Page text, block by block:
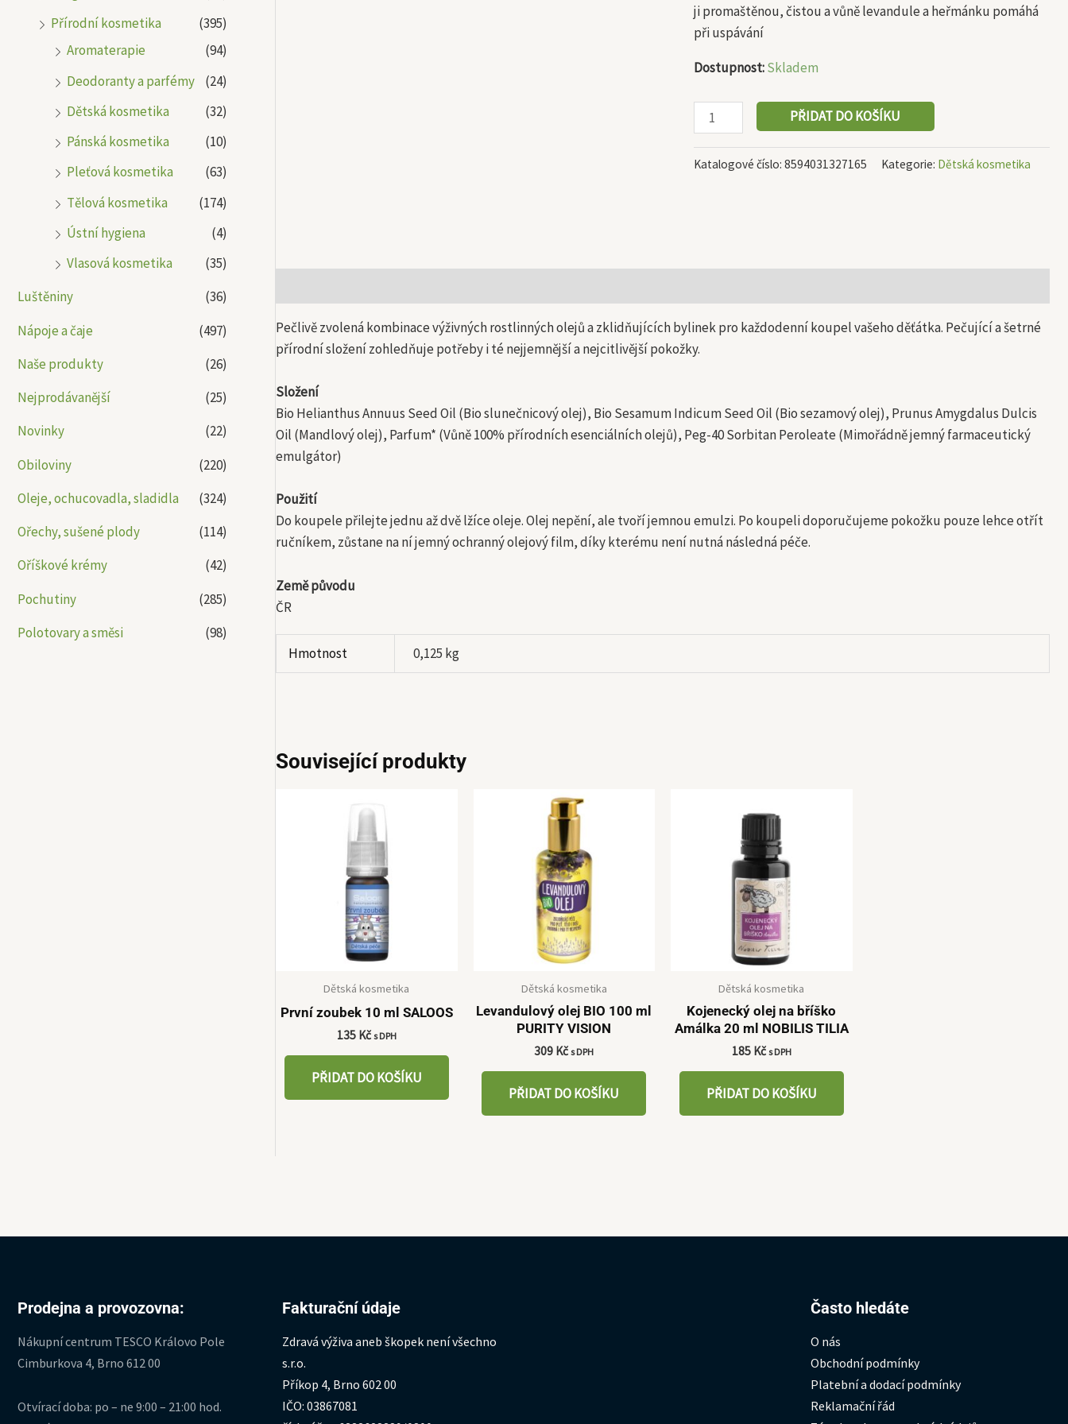
Přírodní kosmetika
(395)
Aromaterapie
(94)
Deodoranty a parfémy
(24)
Dětská kosmetika
(32)
Pánská kosmetika
(10)
Pleťová kosmetika
(63)
Tělová kosmetika
(174)
Ústní hygiena
(4)
Vlasová kosmetika
(35)
Luštěniny
(36)
Nápoje a čaje
(497)
Naše produkty
(26)
Nejprodávanější
(25)
Novinky
(22)
Obiloviny
(220)
Oleje, ochucovadla, sladidla
(324)
Ořechy, sušené plody
(114)
Oříškové krémy
(42)
Pochutiny
(285)
Polotovary a směsi
(98)
ji promaštěnou, čistou a vůně levandule a heřmánku pomáhá
při uspávání
Dostupnost:Skladem
PŘIDAT DO KOŠÍKU
Katalogové číslo: 8594031327165 Kategorie: Dětská kosmetika
Pečlivě zvolená kombinace výživných rostlinných olejů a zklidňujících bylinek pro každodenní koupel vašeho děťátka. Pečující a šetrné
přírodní složení zohledňuje potřeby i té nejjemnější a nejcitlivější pokožky.
Složení
Bio Helianthus Annuus Seed Oil (Bio slunečnicový olej), Bio Sesamum Indicum Seed Oil (Bio sezamový olej), Prunus Amygdalus Dulcis
Oil (Mandlový olej), Parfum* (Vůně 100% přírodních esenciálních olejů), Peg-40 Sorbitan Peroleate (Mimořádně jemný farmaceutický
emulgátor)
Použití
Do koupele přilejte jednu až dvě lžíce oleje. Olej nepění, ale tvoří jemnou emulzi. Po koupeli doporučujeme pokožku pouze lehce otřít
ručníkem, zůstane na ní jemný ochranný olejový film, díky kterému není nutná následná péče.
Země původu
ČR
Hmotnost 0,125 kg
Související produkty
Dětská kosmetika
První zoubek 10 ml SALOOS
135 Kč s DPH
PŘIDAT DO KOŠÍKU
Dětská kosmetika
Levandulový olej BIO 100 ml
PURITY VISION
309 Kč s DPH
PŘIDAT DO KOŠÍKU
Dětská kosmetika
Kojenecký olej na bříško
Amálka 20 ml NOBILIS TILIA
185 Kč s DPH
PŘIDAT DO KOŠÍKU
Prodejna a provozovna:
Nákupní centrum TESCO Královo Pole
Cimburkova 4, Brno 612 00
Otvírací doba: po – ne 9:00 – 21:00 hod.
Fakturační údaje
Zdravá výživa aneb škopek není všechno
s.r.o.
Příkop 4, Brno 602 00
IČO: 03867081
Často hledáte
O nás
Obchodní podmínky
Platební a dodací podmínky
Reklamační řád
Hledat: